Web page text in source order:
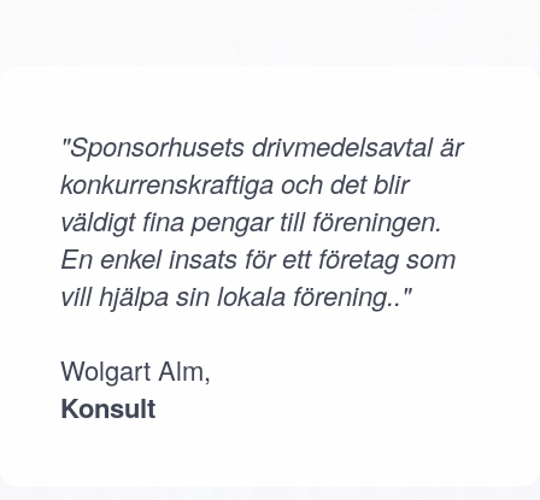
"Sponsorhusets drivmedelsavtal är
konkurrenskraftiga och det blir
väldigt fina pengar till föreningen.
En enkel insats för ett företag som
vill hjälpa sin lokala förening.."
Wolgart Alm,
Konsult